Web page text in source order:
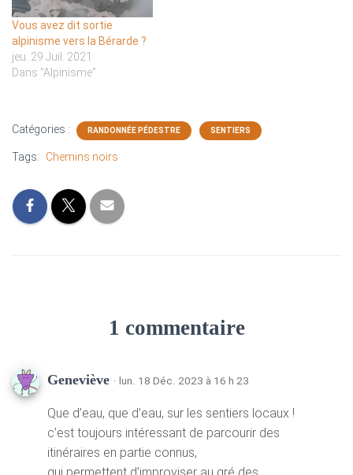
Vous avez dit sortie
alpinisme vers la Bérarde ?
jeu. 29 Juil. 2021
Dans "Alpinisme"
Catégories : RANDONNÉE PÉDESTRE SENTIERS
Tags: Chemins noirs
1 commentaire
Geneviève · lun. 18 Déc. 2023 à 16 h 23
Que d’eau, que d’eau, sur les sentiers locaux !
c’est toujours intéressant de parcourir des
itinéraires en partie connus,
qui permettent d’improviser au gré des